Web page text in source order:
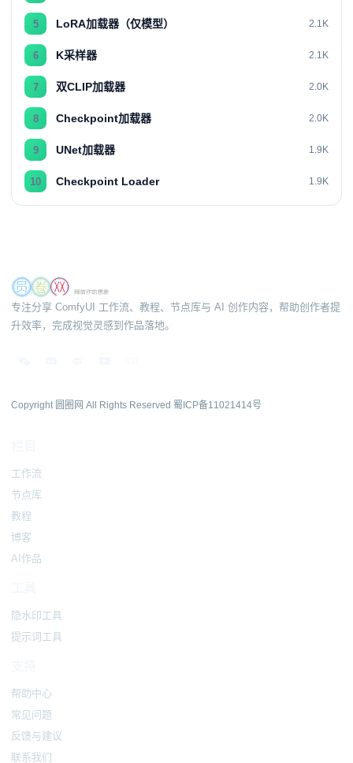
5 LoRA加载器（仅模型） 2.1K
6 K采样器 2.1K
7 双CLIP加载器 2.0K
8 Checkpoint加载器 2.0K
9 UNet加载器 1.9K
10 Checkpoint Loader 1.9K
专注分享 ComfyUI 工作流、教程、节点库与 AI 创作内容，帮助创作者提
升效率，完成视觉灵感到作品落地。
Copyright 圆圈网 All Rights Reserved 蜀ICP备11021414号
工作流
节点库
教程
博客
AI作品
隐水印工具
提示词工具
帮助中心
常见问题
反馈与建议
联系我们